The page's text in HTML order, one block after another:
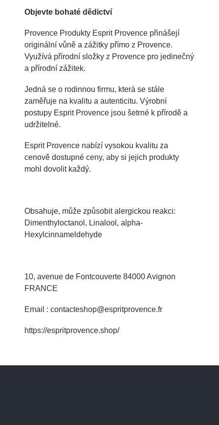
Objevte bohaté dědictví
Provence Produkty Esprit Provence přinášejí
originální vůně a zážitky přímo z Provence.
Využívá přírodní složky z Provence pro jedinečný
a přírodní zážitek.
Jedná se o rodinnou firmu, která se stále
zaměřuje na kvalitu a autenticitu. Výrobní
postupy Esprit Provence jsou šetrné k přírodě a
udržitelné.
Esprit Provence nabízí vysokou kvalitu za
cenově dostupné ceny, aby si jejich produkty
mohl dovolit každý.
Obsahuje, může způsobit alergickou reakci:
Dimenthyloctanol, Linalool, alpha-
Hexylcinnameldehyde
10, avenue de Fontcouverte 84000 Avignon
FRANCE
Email : contacteshop@espritprovence.fr
https://espritprovence.shop/